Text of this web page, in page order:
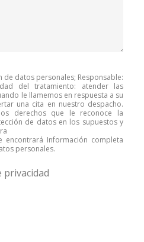
datos personales; Responsable:
del tratamiento: atender las
le llamemos en respuesta a su
una cita en nuestro despacho.
derechos que le reconoce la
de datos en los supuestos y
encontrará Información completa
personales.
privacidad